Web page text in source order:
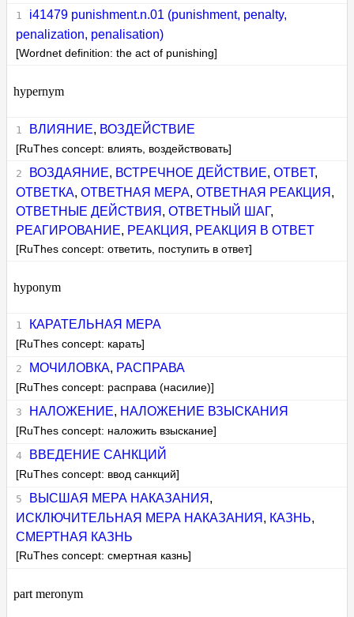
i41479 punishment.n.01 (punishment, penalty,
penalization, penalisation)
[Wordnet definition: the act of punishing]
hypernym
ВЛИЯНИЕ, ВОЗДЕЙСТВИЕ
[RuThes concept: влиять, воздействовать]
ВОЗДАЯНИЕ, ВСТРЕЧНОЕ ДЕЙСТВИЕ, ОТВЕТ,
ОТВЕТКА,ОТВЕТНАЯ МЕРА,ОТВЕТНАЯ РЕАКЦИЯ ,
ОТВЕТНЫЕ ДЕЙСТВИЯ ,ОТВЕТНЫЙ ШАГ,
РЕАГИРОВАНИЕ, РЕАКЦИЯ , РЕАКЦИЯ В ОТВЕТ
[RuThes concept: ответить, поступить в ответ]
hyponym
КАРАТЕЛЬНАЯ МЕРА
[RuThes concept: карать]
МОЧИЛОВКА, РАСПРАВА
[RuThes concept: расправа (насилие)]
НАЛОЖЕНИЕ, НАЛОЖЕНИЕ ВЗЫСКАНИЯ
[RuThes concept: наложить взыскание]
ВВЕДЕНИЕ САНКЦИЙ
[RuThes concept: ввод санкций]
ВЫСШАЯ МЕРА НАКАЗАНИЯ ,
ИСКЛЮЧИТЕЛЬНАЯ МЕРА НАКАЗАНИЯ , КАЗНЬ,
СМЕРТНАЯ КАЗНЬ
[RuThes concept: смертная казнь]
part meronym